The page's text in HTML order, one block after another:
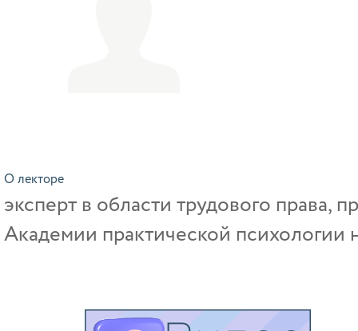
О лекторе
эксперт в области трудового права,
Академии практической